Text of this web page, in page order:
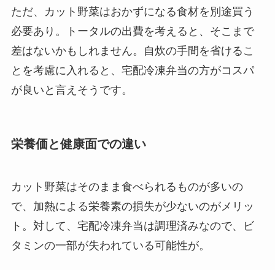
ただ、カット野菜はおかずになる食材を別途買う
必要あり。トータルの出費を考えると、そこまで
差はないかもしれません。自炊の手間を省けるこ
とを考慮に入れると、宅配冷凍弁当の方がコスパ
が良いと言えそうです。
栄養価と健康面での違い
カット野菜はそのまま食べられるものが多いの
で、加熱による栄養素の損失が少ないのがメリッ
ト。対して、宅配冷凍弁当は調理済みなので、ビ
タミンの一部が失われている可能性が。